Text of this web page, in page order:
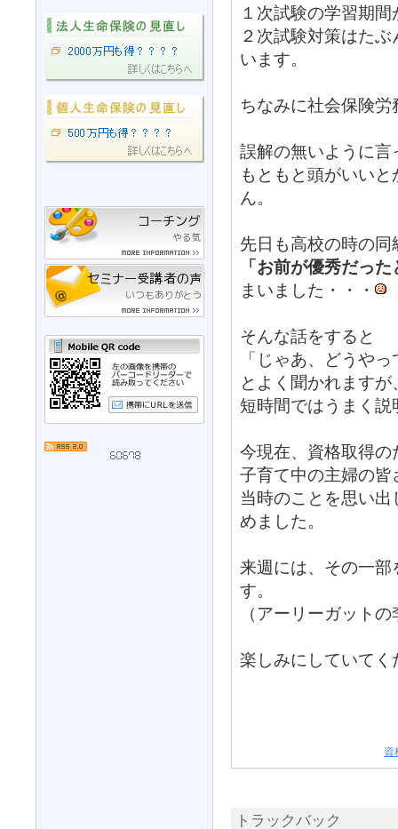
１次試験の学習期
２次試験対策はた
います。
ちなみに社会保険
誤解の無いように言
もともと頭がいい
ん。
先日も高校の時の同
「お前が優秀だっ
まいました・・・
そんな話をすると
「じゃあ、どうや
とよく聞かれますが
短時間ではうまく
今現在、資格取得
子育て中の主婦の
当時のことを思い
めました。
来週には、その一
す。
（アーリーガット
楽しみにしていてく
資
トラックバック